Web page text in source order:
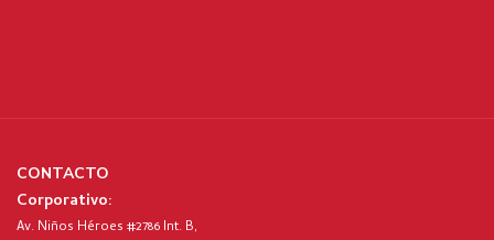
CONTACTO
Corporativo:
Av. Niños Héroes #2786 Int. B,